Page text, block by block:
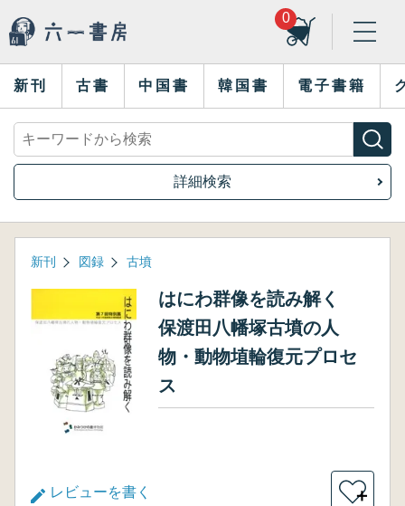
0
新刊 古書 中国書 韓国書 電子書籍
詳細検索
新刊 図録 古墳
はにわ群像を読み解く
保渡田八幡塚古墳の人
物・動物埴輪復元プロセ
ス
レビューを書く ＋